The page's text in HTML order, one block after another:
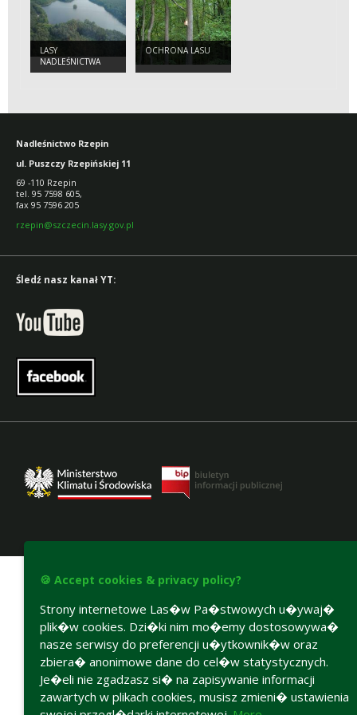
LASY
NADLEŚNICTWA
RZEPIN
OCHRONA LASU
Nadleśnictwo Rzepin
ul. Puszczy Rzepińskiej 11
69 -110 Rzepin
tel. 95 7598 605,
fax 95 7596 205
rzepin@szczecin.lasy.gov.pl
Śledź nasz kanał YT:
Accesibility declaration
🍪 Accept cookies & privacy policy?
Strony internetowe Las�w Pa�stwowych u�ywaj�
plik�w cookies. Dzi�ki nim mo�emy dostosowywa�
nasze serwisy do preferencji u�ytkownik�w oraz
zbiera� anonimowe dane do cel�w statystycznych.
Je�eli nie zgadzasz si� na zapisywanie informacji
zawartych w plikach cookies, musisz zmieni� ustawienia